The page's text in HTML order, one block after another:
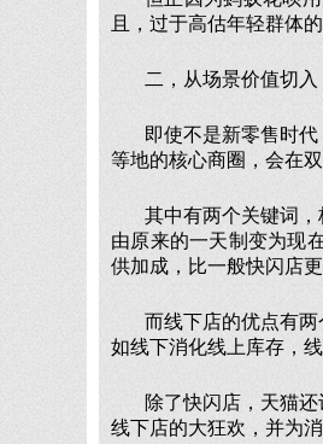
且，过于高估年轻群体
二，从场景价值切
即使不是新零售时
等地的核心商圈，会在
其中有两个关键词
由原来的一天制变为现
供加成，比一般快闪店更
而线下店的优点有
如线下消化线上库存，
除了快闪店，天猫
线下店的大狂欢，并为